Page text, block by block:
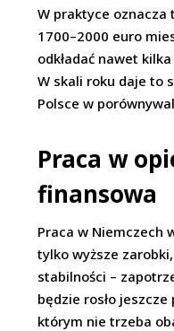
W praktyce oznacza
1700–2000 euro
odkładać nawet
W skali roku daje to
Polsce w
Praca w
finansowa
Praca w Niemczech
tylko wyższe
stabilności –
będzie rosło
którym nie trzeba